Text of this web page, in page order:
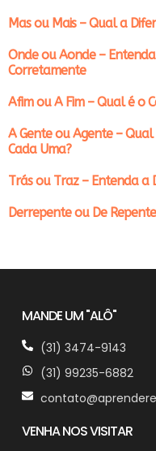
Mas ou Mais – Qual a
Onde ou Aonde –
Corretamente
Afim ou A Fim – Qual é o
A Gente ou Agente –
Cada Uma?
Trás ou Traz – Entenda a
Derrepente ou De
MANDE UM "ALÔ"
(31) 3474-9143
(31) 99235-6882
VENHA NOS VISITAR